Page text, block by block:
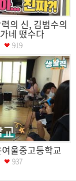
의 신, 김범수의
네 떴수다
919
울중고등학교
937